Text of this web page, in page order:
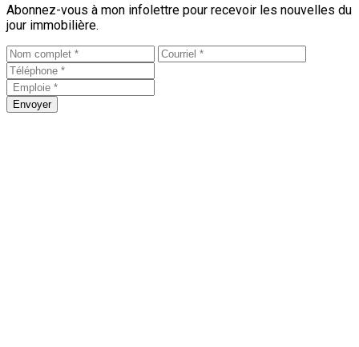
Abonnez-vous à mon infolettre pour recevoir les nouvelles du
jour immobilière.
Envoyer